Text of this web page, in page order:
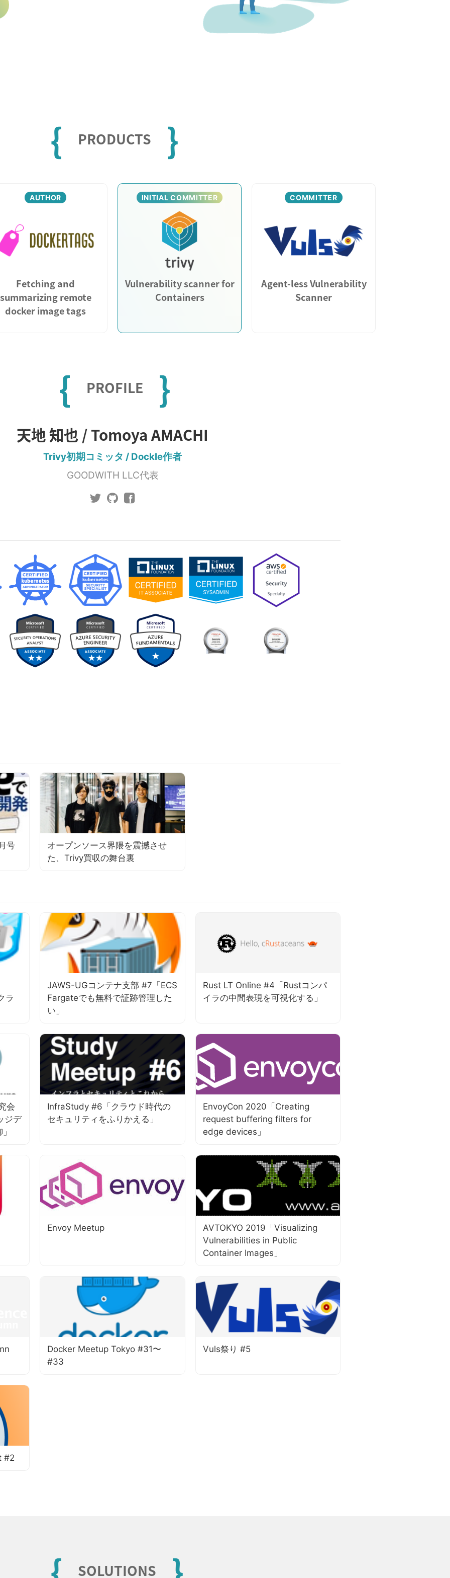
{ PRODUCTS }
AUTHOR
Fetching and
summarizing remote
docker image tags
INITIAL COMMITTER
Vulnerability scanner for
Containers
COMMITTER
Agent-less Vulnerability
Scanner
{ PROFILE }
天地 知也 / Tomoya AMACHI
Trivy初期コミッタ / Dockle作者
GOODWITH LLC代表
号
オープンソース界隈を震撼させ
た、Trivy買収の舞台裏
ラ
JAWS-UGコンテナ支部 #7「ECS
Fargateでも無料で証跡管理した
い」
Rust LT Online #4「Rustコンパ
イラの中間表現を可視化する」
会
ジデ
InfraStudy #6「クラウド時代の
セキュリティをふりかえる」
EnvoyCon 2020「Creating
request buffering filters for
edge devices」
Envoy Meetup
AVTOKYO 2019「Visualizing
Vulnerabilities in Public
Container Images」
Docker Meetup Tokyo #31〜
#33
Vuls祭り #5
#2
SOLUTIONS